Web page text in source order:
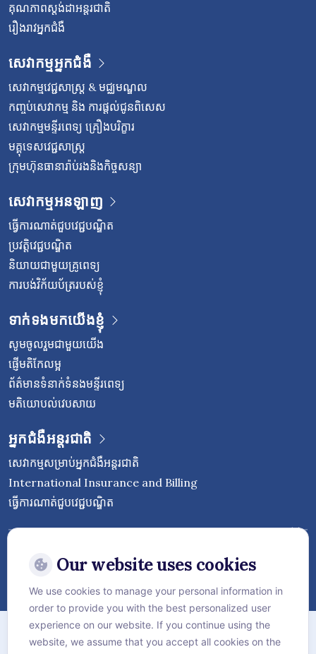
គុណភាពស្តង់ដាអន្តរជាតិ
រឿងរាវអ្នកជំងឺ
សេវាកម្មអ្នកជំងឺ
សេវាកម្មវេជ្ជសាស្រ្ត & មជ្ឈមណ្ឌល
កញ្ចប់សេវាកម្ម និង ការផ្តល់ជូនពិសេស
សេវាកម្មមន្ទីរពេទ្យ គ្រឿងបរិក្ខារ
មគ្គុទេសវេជ្ជសាស្ត្រ
ក្រុមហ៊ុនធានារ៉ាប់រងនិងកិច្ចសន្យា
សេវាកម្មអនឡាញ
ធ្វើការណាត់ជួបវេជ្ជបណ្ឌិត
ប្រវត្តិវេជ្ជបណ្ឌិត
និយាយជាមួយគ្រូពេទ្យ
ការបង់វិក័យប័ត្ររបស់ខ្ញុំ
ទាក់ទងមកយើងខ្ញុំ
សូមចូលរួមជាមួយយើង
ផ្ញើមតិកែលម្អ
ព័ត៌មានទំនាក់ទំនងមន្ទីរពេទ្យ
មតិយោបល់វេបសាយ
អ្នកជំងឺអន្តរជាតិ
សេវាកម្មសម្រាប់អ្នកជំងឺអន្តរជាតិ
International Insurance and Billing
ធ្វើការណាត់ជួបវេជ្ជបណ្ឌិត
Follow Vejthani International
Hospital
ផែនទីគេហទំព័រ
គោលការណ៍​ភាព​ឯកជន
Our website uses cookies
We use cookies to manage your personal information in
order to provide you with the best personalized user
experience on our website. If you continue using the
website, we assume that you accept all cookies on the